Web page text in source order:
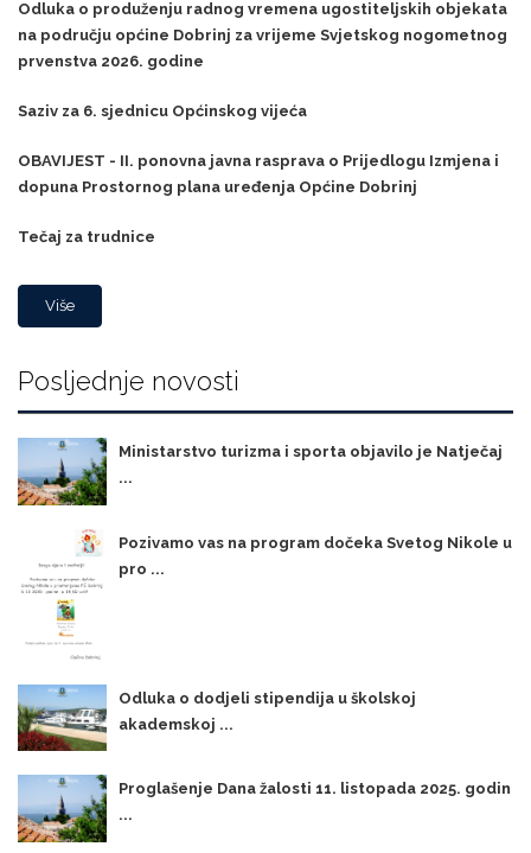
Odluka o produženju radnog vremena ugostiteljskih objekata
na području općine Dobrinj za vrijeme Svjetskog nogometnog
prvenstva 2026. godine
Saziv za 6. sjednicu Općinskog vijeća
OBAVIJEST - II. ponovna javna rasprava o Prijedlogu Izmjena i
dopuna Prostornog plana uređenja Općine Dobrinj
Tečaj za trudnice
Više
Posljednje novosti
Ministarstvo turizma i sporta objavilo je Natječaj
...
Pozivamo vas na program dočeka Svetog Nikole u
pro ...
Odluka o dodjeli stipendija u školskoj
akademskoj ...
Proglašenje Dana žalosti 11. listopada 2025. godin
...